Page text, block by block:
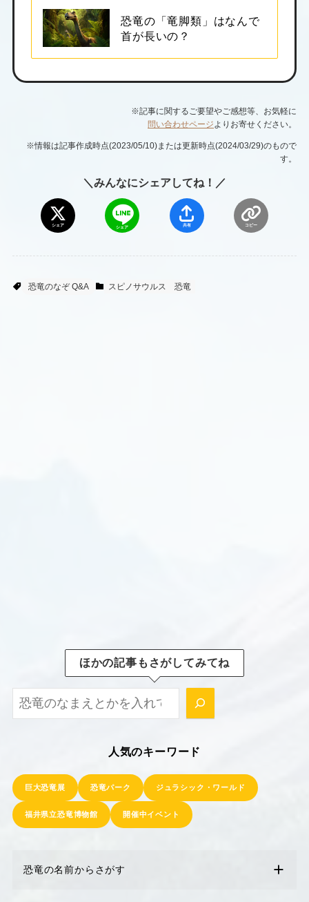
恐竜の「竜脚類」はなんで
首が長いの？
※記事に関するご要望やご感想等、お気軽に
問い合わせページよりお寄せください。
※情報は記事作成時点(2023/05/10)または更新時点(2024/03/29)のもので
す。
＼みんなにシェアしてね！／
シェア シェア 共有 コピー
恐竜のなぞ Q&A スピノサウルス 恐竜
ほかの記事もさがしてみてね
ほかの記事もさがしてみてね！
人気のキーワード
巨大恐竜展 恐竜パーク ジュラシック・ワールド
福井県立恐竜博物館 開催中イベント
恐竜の名前からさがす